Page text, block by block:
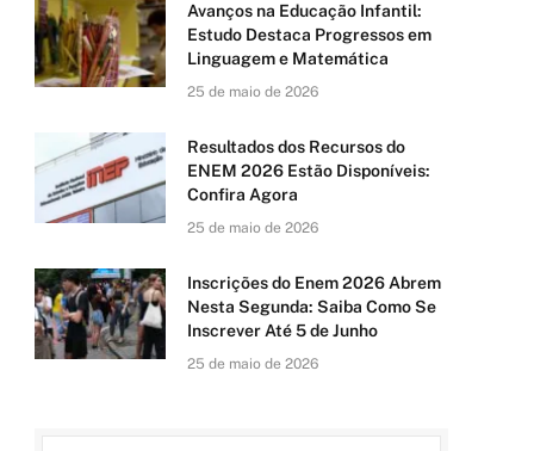
Avanços na Educação Infantil:
Estudo Destaca Progressos em
Linguagem e Matemática
25 de maio de 2026
Resultados dos Recursos do
ENEM 2026 Estão Disponíveis:
Confira Agora
25 de maio de 2026
Inscrições do Enem 2026 Abrem
Nesta Segunda: Saiba Como Se
Inscrever Até 5 de Junho
25 de maio de 2026